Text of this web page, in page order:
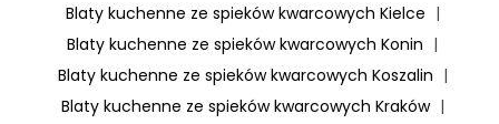
Blaty kuchenne ze spieków kwarcowych Kielce |
Blaty kuchenne ze spieków kwarcowych Konin |
Blaty kuchenne ze spieków kwarcowych Koszalin |
Blaty kuchenne ze spieków kwarcowych Kraków |